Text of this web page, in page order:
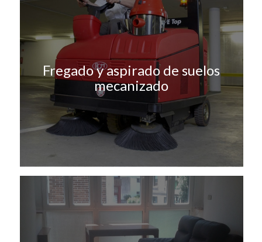
Fregado y aspirado de suelos
mecanizado